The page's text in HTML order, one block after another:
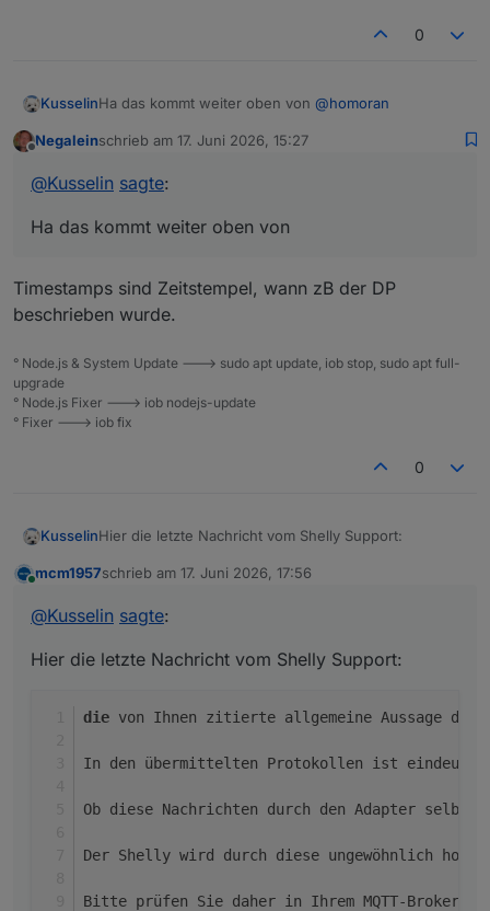
0
KusselinHa das kommt weiter oben von @homoran
Negaleinschrieb am 17. Juni 2026, 15:27
zuletzt editiert von
@Kusselin sagte:
Ha das kommt weiter oben von
Timestamps sind Zeitstempel, wann zB der DP
beschrieben wurde.
° Node.js & System Update ---> sudo apt update, iob stop, sudo apt full-
upgrade
° Node.js Fixer ---> iob nodejs-update
° Fixer ---> iob fix
0
KusselinHier die letzte Nachricht vom Shelly Support:
die von Ihnen zitierte allgemeine Aussage
In den übermittelten Protokollen ist
Ob diese Nachrichten durch den Adapter
welche Skripte oder Automationen diese
welche Polling (Abfrage) Intervalle
und ob sich die Nachrichtenrate nach
mcm1957schrieb am 17. Juni 2026, 17:56
zuletzt editiert von
@Kusselin sagte:
Hier die letzte Nachricht vom Shelly Support:
die von Ihnen zitierte allgemeine Aussage des
In den übermittelten Protokollen ist eindeutig
Ob diese Nachrichten durch den Adapter
Der Shelly wird durch diese ungewöhnlich
Bitte prüfen Sie daher in Ihrem MQTT-Broker